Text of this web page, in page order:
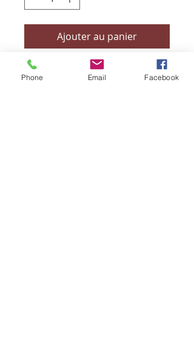
Ajouter au panier
Commander et payer
Phone Email Facebook